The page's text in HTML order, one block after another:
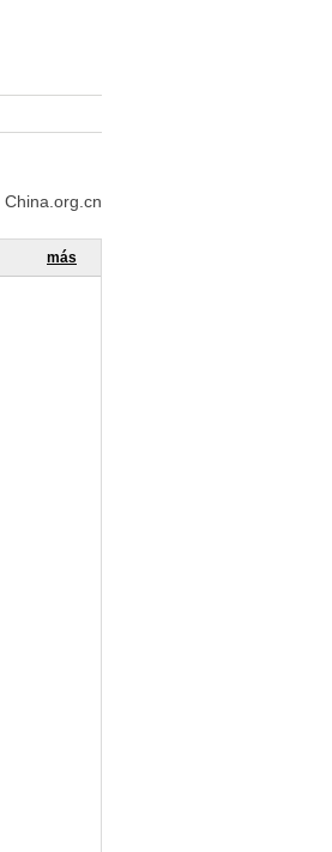
China.org.cn
más